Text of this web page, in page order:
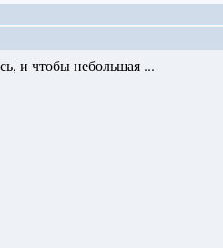
и чтобы небольшая ...